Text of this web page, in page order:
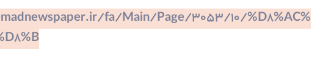
fa/Main/Page/3053/10/%D8%AC%